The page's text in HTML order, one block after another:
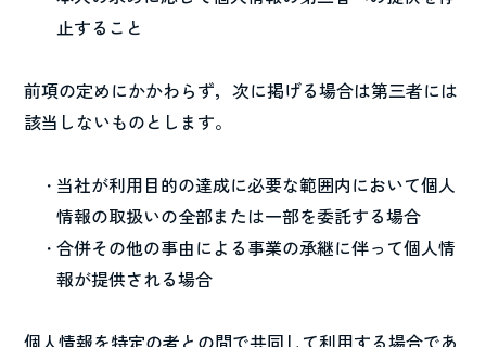
止すること
前項の定めにかかわらず，次に掲げる場合は第三者には
該当しないものとします。
当社が利用目的の達成に必要な範囲内において個人
情報の取扱いの全部または一部を委託する場合
合併その他の事由による事業の承継に伴って個人情
報が提供される場合
個人情報を特定の者との間で共同して利用する場合であ